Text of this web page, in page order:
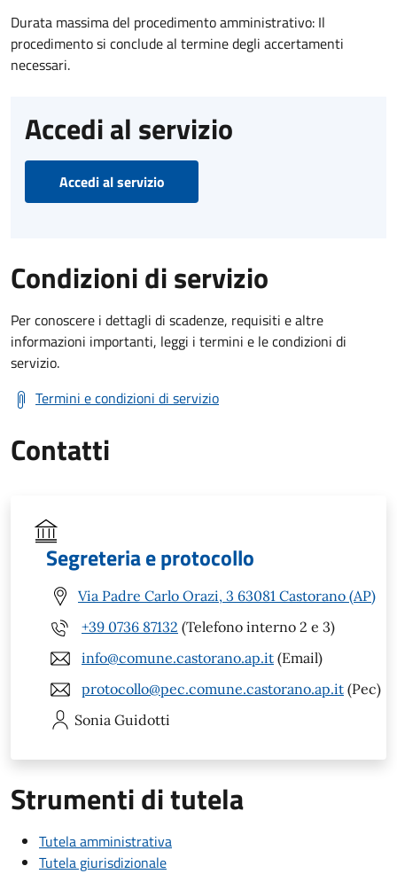
Durata massima del procedimento amministrativo: Il
procedimento si conclude al termine degli accertamenti
necessari.
Accedi al servizio
Accedi al servizio
Condizioni di servizio
Per conoscere i dettagli di scadenze, requisiti e altre
informazioni importanti, leggi i termini e le condizioni di
servizio.
Termini e condizioni di servizio
Contatti
Segreteria e protocollo
Via Padre Carlo Orazi, 3 63081 Castorano (AP)
+39 0736 87132 (Telefono interno 2 e 3)
info@comune.castorano.ap.it (Email)
protocollo@pec.comune.castorano.ap.it (Pec)
Sonia Guidotti
Strumenti di tutela
Tutela amministrativa
Tutela giurisdizionale